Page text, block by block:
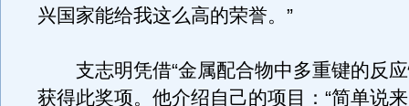
兴国家能给我这么高的荣誉。”
支志明凭借“金属配合物中多重键的反应
获得此奖项。他介绍自己的项目：“简单说